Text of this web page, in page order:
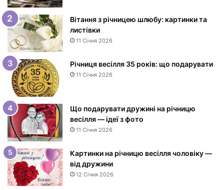
н
е
м
а
р
о
ж
е
н
н
я
ж
і
н
ц
і
Вітання з річницею шлюбу: картинки та
листівки
11 Січня 2026
Річниця весілля 35 років: що подарувати
11 Січня 2026
Що подарувати дружині на річницю
весілля — ідеї з фото
11 Січня 2026
Картинки на річницю весілля чоловіку —
від дружини
12 Січня 2026